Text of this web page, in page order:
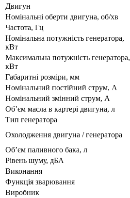
Двигун
Номінальні оберти двигуна, об/хв
Частота, Гц
Номінальна потужність генератора,
кВт
Максимальна потужність генератора,
кВт
Габаритні розміри, мм
Номінальний постійний струм, А
Номінальний змінний струм, А
Об’єм масла в картері двигуна, л
Тип генератора
Охолодження двигуна / генератора
Об’єм паливного бака, л
Рівень шуму, дБА
Виконання
Функція зварювання
Виробник